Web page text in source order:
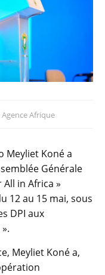
Agence Afrique
Meyliet Koné a
Générale
in Africa »
12 au 15 mai, sous
DPI aux
Meyliet Koné a,